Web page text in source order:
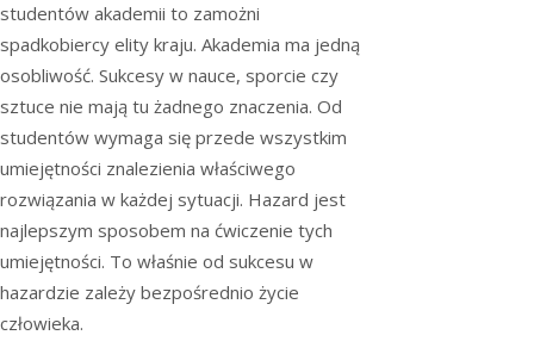
studentów akademii to zamożni
spadkobiercy elity kraju. Akademia ma jedną
osobliwość. Sukcesy w nauce, sporcie czy
sztuce nie mają tu żadnego znaczenia. Od
studentów wymaga się przede wszystkim
umiejętności znalezienia właściwego
rozwiązania w każdej sytuacji. Hazard jest
najlepszym sposobem na ćwiczenie tych
umiejętności. To właśnie od sukcesu w
hazardzie zależy bezpośrednio życie
człowieka.